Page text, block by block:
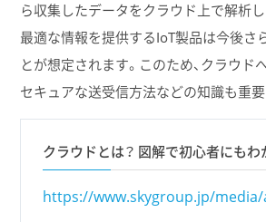
ら収集したデータをクラウド上で解析
最適な情報を提供するIoT製品は今後さ
とが想定されます。このため、クラウド
セキュアな送受信方法などの知識も重要
クラウドとは？ 図解で初心者にも
https://www.skygroup.jp/